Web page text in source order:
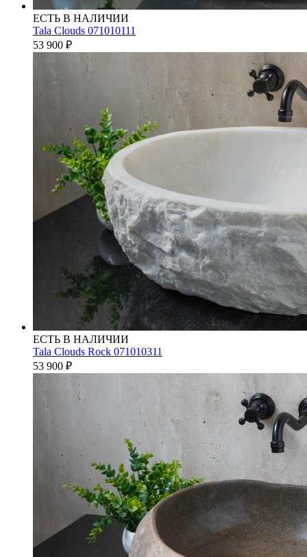
ЕСТЬ В НАЛИЧИИ
Tala Clouds 071010111
53 900 ₽
ЕСТЬ В НАЛИЧИИ
Tala Clouds Rock 071010311
53 900 ₽